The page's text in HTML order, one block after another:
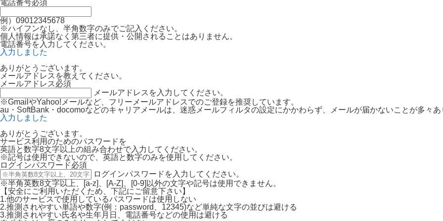
電話番号必須
例）09012345678
※ハイフンなし、半角数字のみでご記入ください。
個人情報は承諾なく第三者に提供・公開されることはありません。
電話番号を入力してください。
入力しました
ありがとうございます。
メールアドレスを教えてください。
メールアドレス必須
メールアドレスを入力してください。
※GmailやYahoo!メールなど、フリーメールアドレスでのご登録を推奨しています。
au・SoftBank・docomoなどのキャリアメールは、迷惑メールフィルタの設定にかかわらず、メールが届かないことが多々あ
入力しました
ありがとうございます。
サービス利用のためのパスワードを
英語と数字8文字以上の組み合わせで入力してください。
※記号は使用できないので、英語と数字のみを使用してください。
ログインパスワード必須
ログインパスワードを入力してください。
※半角英数8文字以上、[a-z]、[A-Z]、[0-9]以外の文字や記号は使用できません。
【安全にご利用いただくため、下記にご留意下さい】
1.他のサービスで使用しているパスワードは使用しない
2.推測されやすい単語や数字(例：password、12345)など単純な文字の並びは避ける
3.推測されやすい氏名や生年月日、電話番号などの使用は避ける